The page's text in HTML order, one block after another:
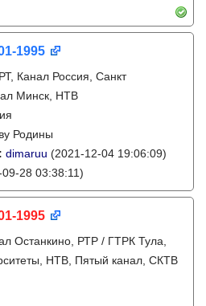
1995
Канал Россия, Санкт
Минск, НТВ
Родины
dimaruu (2021-12-04 19:06:09)
28 03:38:11)
1995
Останкино, РТР / ГТРК Тула,
НТВ, Пятый канал, СКТВ